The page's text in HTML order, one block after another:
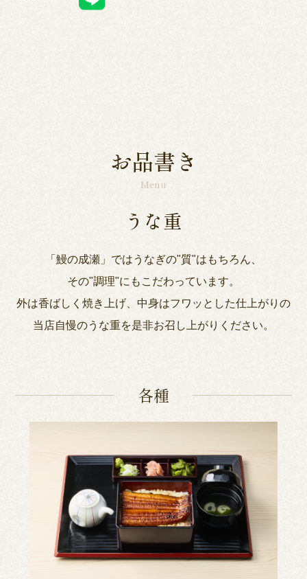
お品書き
Menu
うな重
「鰻の成瀬」ではうなぎの"質"はもちろん、
その"調理"にもこだわっています。
外は香ばしく焼き上げ、中身はフワッとした仕上がりの
当店自慢のうな重を是非お召し上がりください。
各種